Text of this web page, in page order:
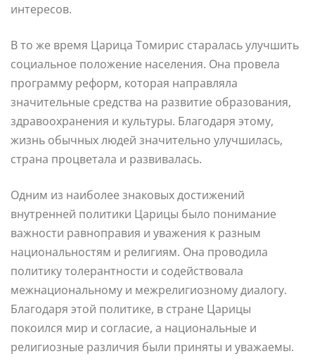
интересов.
В то же время Царица Томирис старалась улучшить
социальное положение населения. Она провела
программу реформ, которая направляла
значительные средства на развитие образования,
здравоохранения и культуры. Благодаря этому,
жизнь обычных людей значительно улучшилась,
страна процветала и развивалась.
Одним из наиболее знаковых достижений
внутренней политики Царицы было понимание
важности равноправия и уважения к разным
национальностям и религиям. Она проводила
политику толерантности и содействовала
межнациональному и межрелигиозному диалогу.
Благодаря этой политике, в стране Царицы
покоился мир и согласие, а национальные и
религиозные различия были приняты и уважаемы.